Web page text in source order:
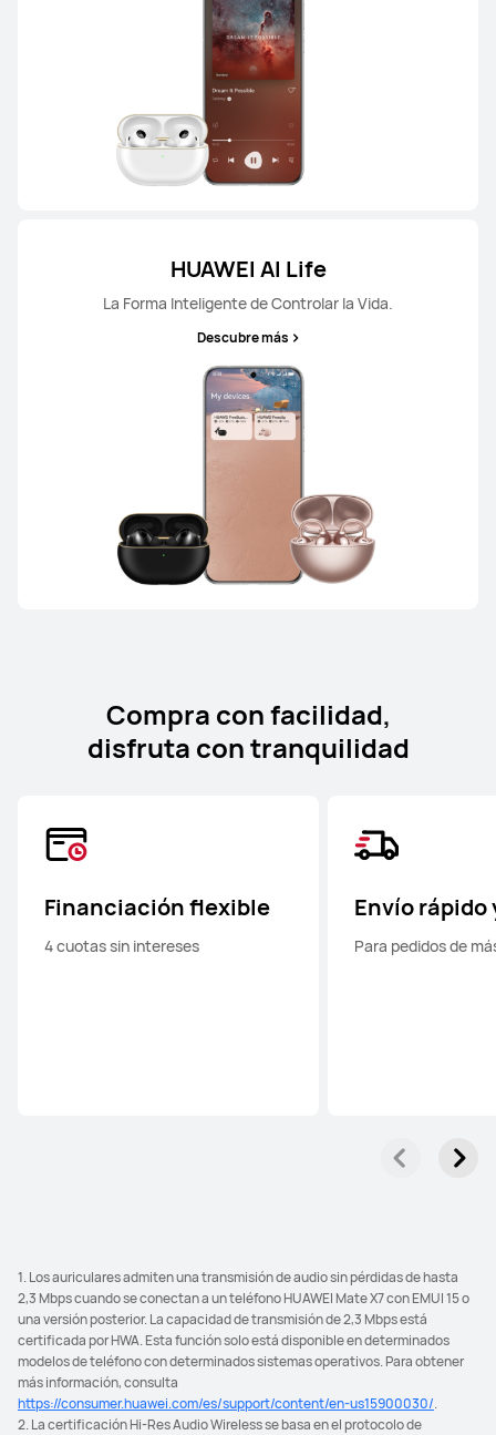
HUAWEI AI Life
La Forma Inteligente de Controlar la Vida.
Descubre más
Compra con facilidad,
disfruta con tranquilidad
Financiación flexible
4 cuotas sin intereses
Envío rápido
Para pedidos de
1. Los auriculares admiten una transmisión de audio sin pérdidas de hasta
2,3 Mbps cuando se conectan a un teléfono HUAWEI Mate X7 con EMUI 15 o
una versión posterior. La capacidad de transmisión de 2,3 Mbps está
certificada por HWA. Esta función solo está disponible en determinados
modelos de teléfono con determinados sistemas operativos. Para obtener
más información, consulta
https://consumer.huawei.com/es/support/content/en-us15900030/.
2. La certificación Hi-Res Audio Wireless se basa en el protocolo de